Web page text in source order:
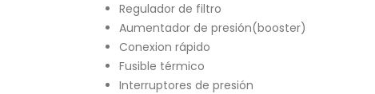
Regulador de filtro
Aumentador de presión(booster)
Conexion rápido
Fusible térmico
Interruptores de presión